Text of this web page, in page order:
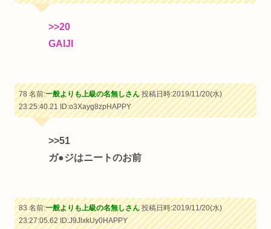
>>20
GAIJI
78 名前:一般よりも上級の名無しさん投稿日時:2019/11/20(水)
23:25:40.21ID:o3Xayg8zpHAPPY
>>51
ガ●ジはニートのお前
83 名前:一般よりも上級の名無しさん投稿日時:2019/11/20(水)
23:27:05.62ID:J9JlxkUy0HAPPY